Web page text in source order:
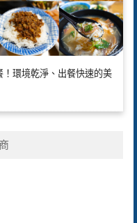
！環境乾淨、出餐快速的美